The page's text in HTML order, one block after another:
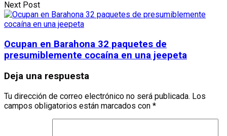
Next Post
Ocupan en Barahona 32 paquetes de
presumiblemente cocaína en una jeepeta
Deja una respuesta
Tu dirección de correo electrónico no será publicada. Los
campos obligatorios están marcados con *